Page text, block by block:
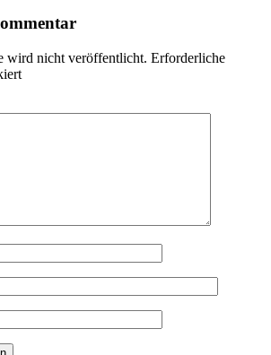
wird nicht veröffentlicht. Erforderliche